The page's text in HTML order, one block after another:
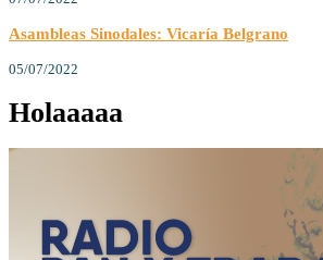
Asambleas Sinodales: Vicaría Belgrano
05/07/2022
Holaaaaa